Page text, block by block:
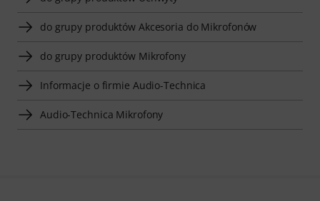
do grupy produktów Akcesoria do Mikrofonów
do grupy produktów Mikrofony
Informacje o firmie Audio-Technica
Audio-Technica Mikrofony